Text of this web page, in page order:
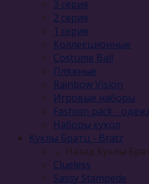
3 серия
2 серия
1 серия
Коллекционные
Costume Ball
Пляжные
Rainbow Vision
Игровые наборы
Fashion pack -
Наборы кукол
Куклы Братц - Bratz
← Назад Куклы
Clueless
Sassy Stampede